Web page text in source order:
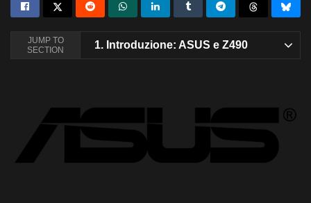
JUMP TO
SECTION
1. Introduzione: ASUS e Z490